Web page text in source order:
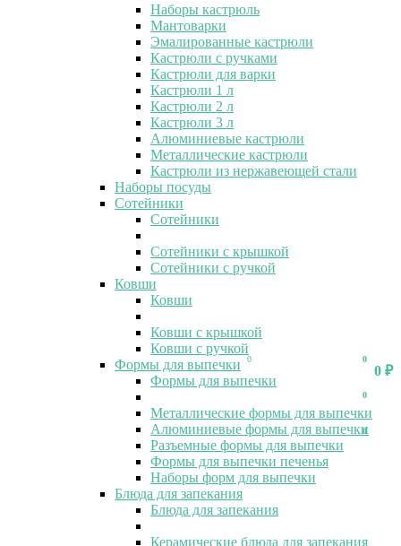
0
0 ₽
0
0
0
Наборы кастрюль
Мантоварки
Эмалированные кастрюли
Кастрюли с ручками
Кастрюли для варки
Кастрюли 1 л
Кастрюли 2 л
Кастрюли 3 л
Алюминиевые кастрюли
Металлические кастрюли
Кастрюли из нержавеющей стали
Наборы посуды
Сотейники
Сотейники
Сотейники с крышкой
Сотейники с ручкой
Ковши
Ковши
Ковши с крышкой
Ковши с ручкой
Формы для выпечки
Формы для выпечки
Металлические формы для выпечки
Алюминиевые формы для выпечки
Разъемные формы для выпечки
Формы для выпечки печенья
Наборы форм для выпечки
Блюда для запекания
Блюда для запекания
Керамические блюда для запекания